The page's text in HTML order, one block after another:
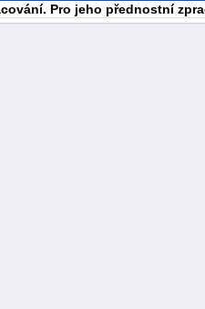
Pro jeho přednostní